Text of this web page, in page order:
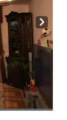
Next